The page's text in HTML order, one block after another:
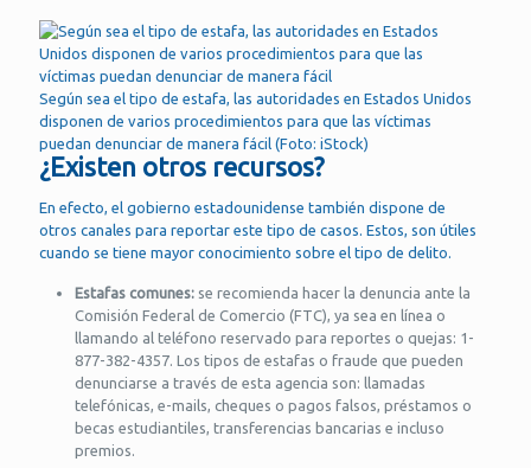
Según sea el tipo de estafa, las autoridades en Estados Unidos
disponen de varios procedimientos para que las víctimas
puedan denunciar de manera fácil (Foto: iStock)
¿Existen otros recursos?
En efecto, el gobierno estadounidense también dispone de
otros canales para reportar este tipo de casos. Estos, son útiles
cuando se tiene mayor conocimiento sobre el tipo de delito.
Estafas comunes: se recomienda hacer la denuncia ante la
Comisión Federal de Comercio (FTC), ya sea en línea o
llamando al teléfono reservado para reportes o quejas: 1-
877-382-4357. Los tipos de estafas o fraude que pueden
denunciarse a través de esta agencia son: llamadas
telefónicas, e-mails, cheques o pagos falsos, préstamos o
becas estudiantiles, transferencias bancarias e incluso
premios.